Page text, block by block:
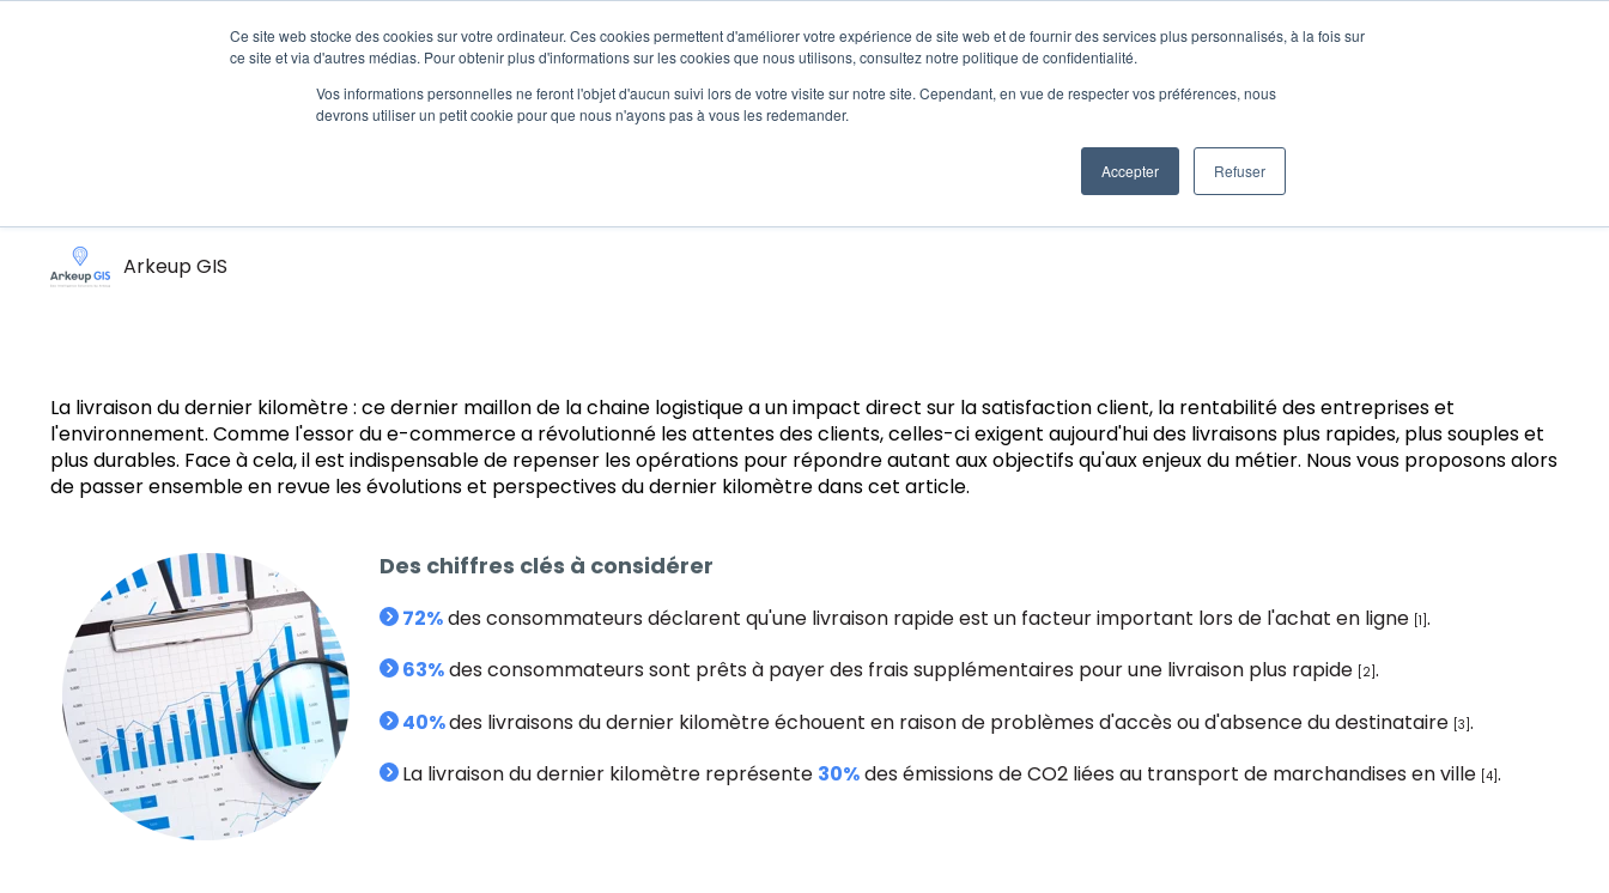
Ce site web stocke des cookies sur votre ordinateur. Ces cookies permettent d'améliorer votre expérience de site web et de fournir des services plus personnalisés, à la fois sur
ce site et via d'autres médias. Pour obtenir plus d'informations sur les cookies que nous utilisons, consultez notre politique de confidentialité.
Vos informations personnelles ne feront l'objet d'aucun suivi lors de votre visite sur notre site. Cependant, en vue de respecter vos préférences, nous
devrons utiliser un petit cookie pour que nous n'ayons pas à vous les redemander.
Accepter Refuser
SolutionsAfficher le sous-menu pour Solutions
ProduitsAfficher le sous-menu pour Produits
Services Cas d'utilisationsAfficher le sous-menu pour Cas d'utilisations
RessourcesAfficher le sous-menu pour
Livraison du dernier kilomètre : Évolutions et perspective
Arkeup GIS
La livraison du dernier kilomètre : ce dernier maillon de la chaine logistique a un impact direct sur la satisfaction client, la rentabilité des entreprises et
l'environnement. Comme l'essor du e-commerce a révolutionné les attentes des clients, celles-ci exigent aujourd'hui des livraisons plus rapides, plus souples et
plus durables. Face à cela, il est indispensable de repenser les opérations pour répondre autant aux objectifs qu'aux enjeux du métier. Nous vous proposons alors
de passer ensemble en revue les évolutions et perspectives du dernier kilomètre dans cet article.
Des chiffres clés à considérer
72%des consommateurs déclarent qu'une livraison rapide est un facteur important lors de l'achat en ligne [1] .
63%des consommateurs sont prêts à payer des frais supplémentaires pour une livraison plus rapide [2] .
40%des livraisons du dernier kilomètre échouent en raison de problèmes d'accès ou d'absence du destinataire [3].
La livraison du dernier kilomètre représente 30%des émissions de CO2 liées au transport de marchandises en ville [4] .